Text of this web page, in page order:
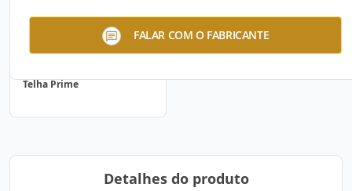
FALAR COM O FABRICANTE
Telha Prime
Detalhes do produto